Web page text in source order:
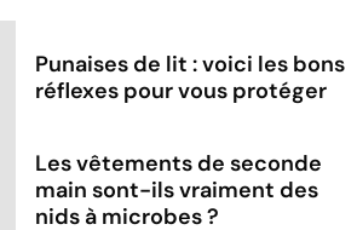
Punaises de lit : voici les bons
réflexes pour vous protéger
Les vêtements de seconde
main sont-ils vraiment des
nids à microbes ?